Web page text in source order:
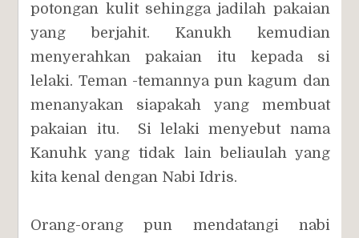
potongan kulit sehingga jadilah pakaian
yang berjahit. Kanukh kemudian
menyerahkan pakaian itu kepada si
lelaki. Teman -temannya pun kagum dan
menanyakan siapakah yang membuat
pakaian itu. Si lelaki menyebut nama
Kanuhk yang tidak lain beliaulah yang
kita kenal dengan Nabi Idris.
Orang-orang pun mendatangi nabi